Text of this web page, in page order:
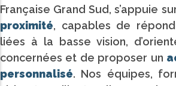
Française Grand Sud, s’appuie
proximité, capables de
liées à la basse vision,
concernées et de proposer un
personnalisé. Nos équipes,